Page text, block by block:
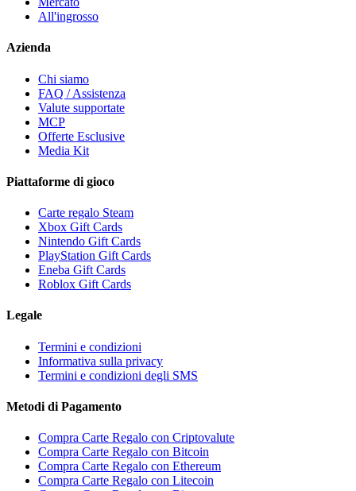
All'ingrosso
Azienda
Chi siamo
FAQ / Assistenza
Valute supportate
MCP
Offerte Esclusive
Media Kit
Piattaforme di gioco
Carte regalo Steam
Xbox Gift Cards
Nintendo Gift Cards
PlayStation Gift Cards
Eneba Gift Cards
Roblox Gift Cards
Legale
Termini e condizioni
Informativa sulla privacy
Termini e condizioni degli SMS
Metodi di Pagamento
Compra Carte Regalo con Criptovalute
Compra Carte Regalo con Bitcoin
Compra Carte Regalo con Ethereum
Compra Carte Regalo con Litecoin